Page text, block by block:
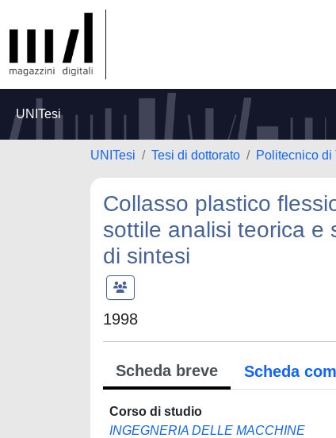
UNITesi
UNITesi Tesi di dottorato Politecnico di
Collasso plastico
sottile analisi teorica e
di sintesi
1998
Scheda breve Scheda
Corso di studio
INGEGNERIA DELLE MACCHINE